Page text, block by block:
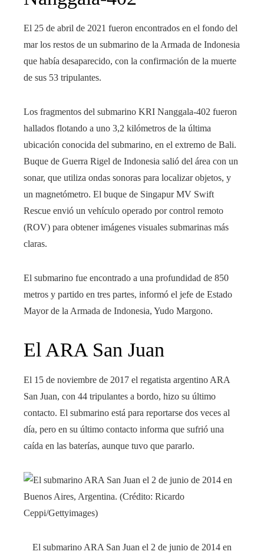
El 25 de abril de 2021 fueron encontrados en el fondo del
mar los restos de un submarino de la Armada de Indonesia
que había desaparecido, con la confirmación de la muerte
de sus 53 tripulantes.
Los fragmentos del submarino KRI Nanggala-402 fueron
hallados flotando a uno 3,2 kilómetros de la última
ubicación conocida del submarino, en el extremo de Bali.
Buque de Guerra Rigel de Indonesia salió del área con un
sonar, que utiliza ondas sonoras para localizar objetos, y
un magnetómetro. El buque de Singapur MV Swift
Rescue envió un vehículo operado por control remoto
(ROV) para obtener imágenes visuales submarinas más
claras.
El submarino fue encontrado a una profundidad de 850
metros y partido en tres partes, informó el jefe de Estado
Mayor de la Armada de Indonesia, Yudo Margono.
El ARA San Juan
El 15 de noviembre de 2017 el regatista argentino ARA
San Juan, con 44 tripulantes a bordo, hizo su último
contacto. El submarino está para reportarse dos veces al
día, pero en su último contacto informa que sufrió una
caída en las baterías, aunque tuvo que pararlo.
El submarino ARA San Juan el 2 de junio de 2014 en